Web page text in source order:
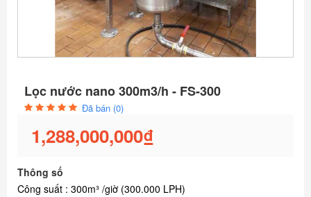
Lọc nước nano 300m3/h - FS-300
Đã bán (0)
1,288,000,000₫
Thông số
Công suất : 300m³ /giờ (300.000 LPH)